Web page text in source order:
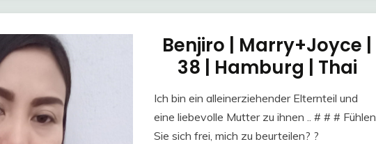
Benjiro | Marry+Joyce |
38 | Hamburg | Thai
Ich bin ein alleinerziehender Elternteil und
eine liebevolle Mutter zu ihnen .. # # # Fühlen
Sie sich frei, mich zu beurteilen? ?